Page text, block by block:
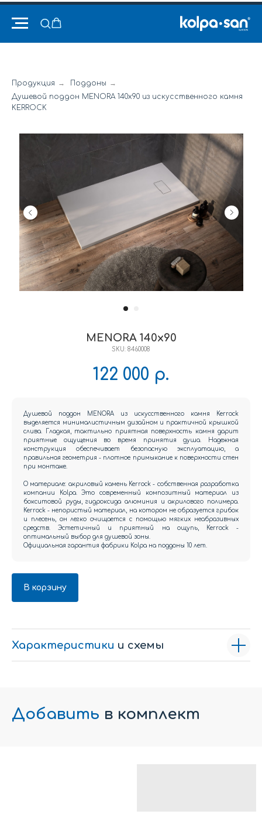
Продукция → Поддоны →
Душевой поддон MENORA 140x90 из искусственного камня
KERROCK
MENORA 140x90
SKU: 8460008
122 000 р.
Душевой поддон MENORA из искусственного камня Kerrock
выделяется минималистичным дизайном и практичной крышкой
слива. Гладкая, тактильно приятная поверхность камня дарит
приятные ощущения во время принятия душа. Надежная
конструкция обеспечивает безопасную эксплуатацию, а
правильная геометрия - плотное примыкание к поверхности стен
при монтаже.
О материале: акриловый камень Kerrock - собственная разработка
компании Kolpa. Это современный композитный материал из
бокситовой руды, гидроксида алюминия и акрилового полимера.
Kerrock - непористый материал, на котором не образуется грибок
и плесень, он легко очищается с помощью мягких неабразивных
средств. Эстетичный и приятный на ощупь, Kerrock -
оптимальный выбор для душевой зоны.
Официальная гарантия фабрики Kolpa на поддоны 10 лет.
В корзину
Характеристики и схемы
Добавить в комплект